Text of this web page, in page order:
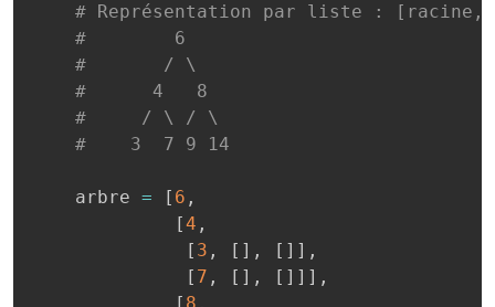
# Représentation par liste : [racine,
#        6
#       / \
#      4   8
#     / \ / \
#    3  7 9 14
    arbre
= [ 6 ,
[4 ,
[ 3 , [ ] , [ ] ] ,
[ 7 , [ ] , [ ] ] ] ,